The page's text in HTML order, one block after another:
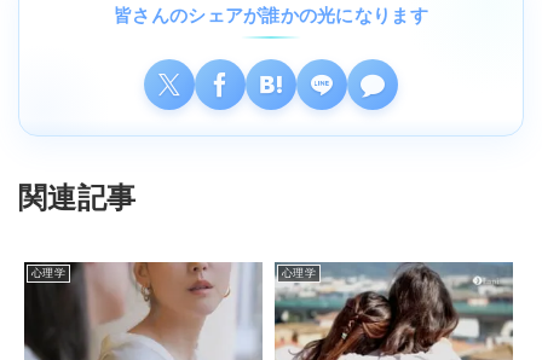
皆さんのシェアが誰かの光になります
関連記事
心理学 心理学